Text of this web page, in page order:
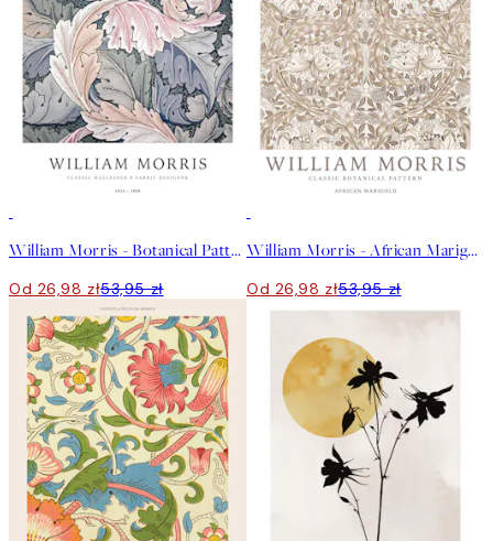
William Morris - Botanical Pattern Plakat
Od 26,98 zł53,95 zł
William Morris - African Marigold Plakat
Od 26,98 zł53,95 zł